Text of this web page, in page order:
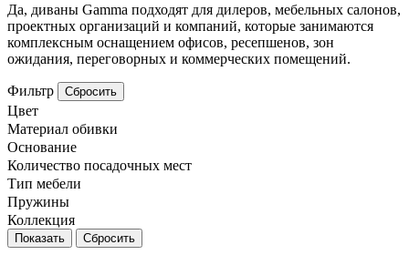
Да, диваны Gamma подходят для дилеров, мебельных салонов,
проектных организаций и компаний, которые занимаются
комплексным оснащением офисов, ресепшенов, зон
ожидания, переговорных и коммерческих помещений.
Фильтр Сбросить
Цвет
Материал обивки
Основание
Количество посадочных мест
Тип мебели
Пружины
Коллекция
Сбросить